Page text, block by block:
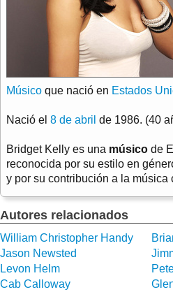
Músico que nació en Estados
Nació el 8 de abril de 1986. (40
Bridget Kelly es una músico de
reconocida por su estilo en
y por su contribución a la música
Autores relacionados
William Christopher Handy
Jason Newsted
Levon Helm
Cab Calloway